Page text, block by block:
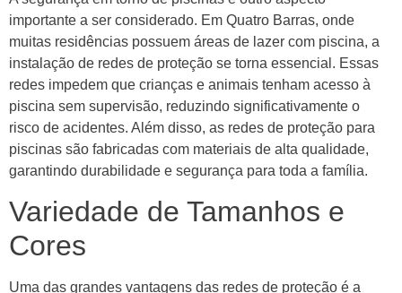
importante a ser considerado. Em Quatro Barras, onde
muitas residências possuem áreas de lazer com piscina, a
instalação de redes de proteção se torna essencial. Essas
redes impedem que crianças e animais tenham acesso à
piscina sem supervisão, reduzindo significativamente o
risco de acidentes. Além disso, as redes de proteção para
piscinas são fabricadas com materiais de alta qualidade,
garantindo durabilidade e segurança para toda a família.
Variedade de Tamanhos e
Cores
Uma das grandes vantagens das redes de proteção é a